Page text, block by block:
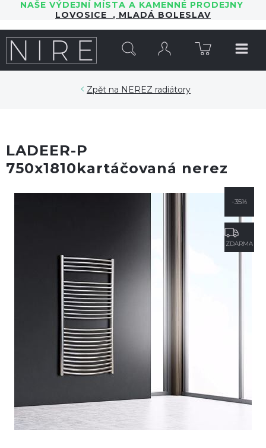
NAŠE VÝDEJNÍ MÍSTA A KAMENNÉ PRODEJNY
LOVOSICE , MLADÁ BOLESLAV
NEREZ radiátory
LADEER-P
750x1810kartáčovaná nerez
-35%
ZDARMA